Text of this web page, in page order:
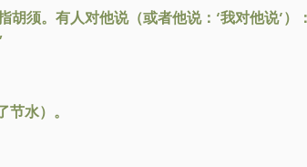
须。有人对他说（或者他说：‘我对他说’
水）。